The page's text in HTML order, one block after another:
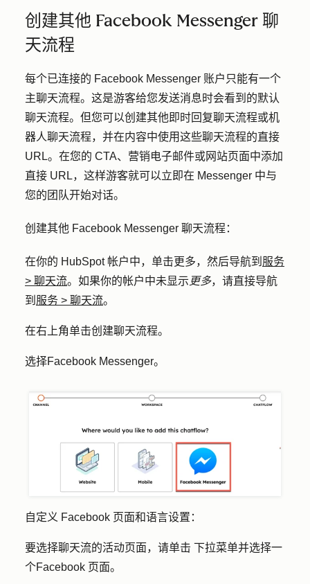
创建其他 Facebook Messenger 聊
天流程
每个已连接的 Facebook Messenger 账户只能有一个
主聊天流程。这是游客给您发送消息时会看到的默认
聊天流程。但您可以创建其他即时回复聊天流程或机
器人聊天流程，并在内容中使用这些聊天流程的直接
URL。在您的 CTA、营销电子邮件或网站页面中添加
直接 URL，这样游客就可以立即在 Messenger 中与
您的团队开始对话。
创建其他 Facebook Messenger 聊天流程：
在你的 HubSpot 帐户中，单击更多，然后导航到 服务
> 聊天流。如果你的帐户中未显示 更多，请直接导航
到 服务 > 聊天流。
在右上角单击创建聊天流程。
选择Facebook Messenger。
自定义 Facebook 页面和语言设置：
要选择聊天流的活动页面，请单击 下拉菜单并选择一
个Facebook 页面。